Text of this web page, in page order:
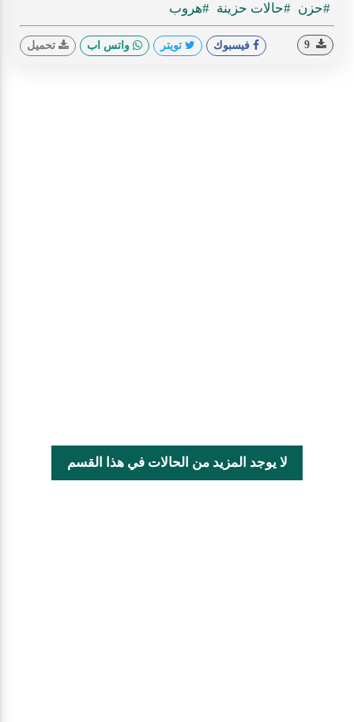
#حزن #حالات حزينة #هروب
فيسبوك تويتر واتس اب تحميل
لا يوجد المزيد من الحالات في هذا القسم